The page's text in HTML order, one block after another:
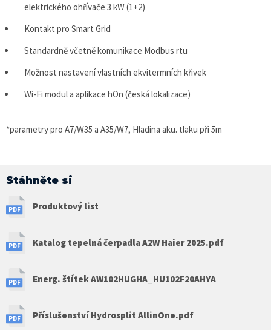
elektrického ohřívače 3 kW (1+2)
Kontakt pro Smart Grid
Standardně včetně komunikace Modbus rtu
Možnost nastavení vlastních ekvitermních křivek
Wi-Fi modul a aplikace hOn (česká lokalizace)
*parametry pro A7/W35 a A35/W7, Hladina aku. tlaku při 5m
Stáhněte si
Produktový list
Katalog tepelná čerpadla A2W Haier 2025.pdf
Energ. štítek AW102HUGHA_HU102F20AHYA
Příslušenství Hydrosplit AllinOne.pdf